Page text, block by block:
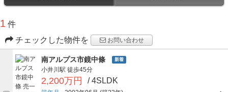
1 件
チェックした物件を
お問い合わせ
南アルプス市鏡中條 新着
小井川駅 徒歩45分
2,200万円 / 4SLDK